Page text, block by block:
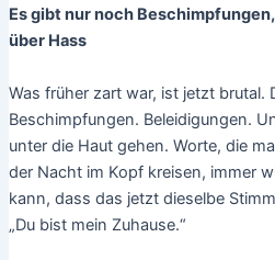
Es gibt nur noch
über Hass
Was früher zart war, ist jetzt brutal.
Beschimpfungen. Beleidigungen.
unter die Haut gehen. Worte, die
der Nacht im Kopf kreisen, immer
kann, dass das jetzt dieselbe
„Du bist mein Zuhause.“